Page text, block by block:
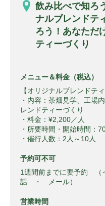
飲み比べで知ろ
ナルブレンドテ
ろう！あなただ
ティーづくり
メニュー＆料金（税込）
【オリジナルブレンドテ
・内容：茶畑見学、工場
レンドティーづくり
・料金：¥2,200／人
・所要時間・開始時間：
・催行人数：2人～10人
予約可不可
1週間前までに要予約
話 ・ メール）
営業時間